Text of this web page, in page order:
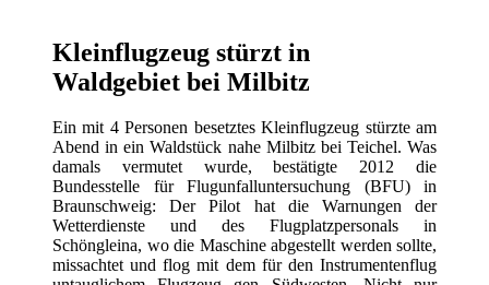
Kleinflugzeug stürzt in
Waldgebiet bei Milbitz
Ein mit 4 Personen besetztes Kleinflugzeug stürzte am
Abend in ein Waldstück nahe Milbitz bei Teichel. Was
damals vermutet wurde, bestätigte 2012 die
Bundesstelle für Flugunfalluntersuchung (BFU) in
Braunschweig: Der Pilot hat die Warnungen der
Wetterdienste und des Flugplatzpersonals in
Schöngleina, wo die Maschine abgestellt werden sollte,
missachtet und flog mit dem für den Instrumentenflug